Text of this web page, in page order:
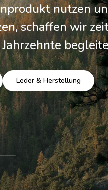
nutzen
schaffen wir
Leder & Herstellung
1 von 2
Folie laden 2 von 2